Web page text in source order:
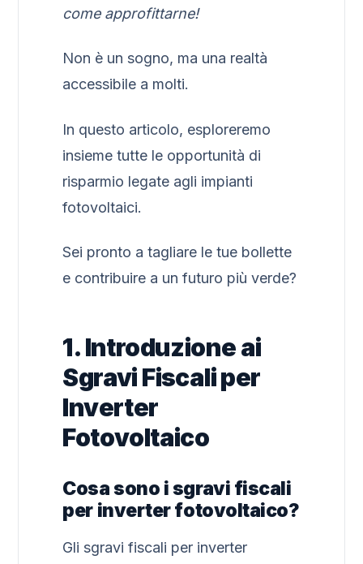
come approfittarne!
Non è un sogno, ma una realtà
accessibile a molti.
In questo articolo, esploreremo
insieme tutte le opportunità di
risparmio legate agli impianti
fotovoltaici.
Sei pronto a tagliare le tue bollette
e contribuire a un futuro più verde?
1. Introduzione ai
Sgravi Fiscali per
Inverter
Fotovoltaico
Cosa sono i sgravi fiscali
per inverter fotovoltaico?
Gli sgravi fiscali per inverter